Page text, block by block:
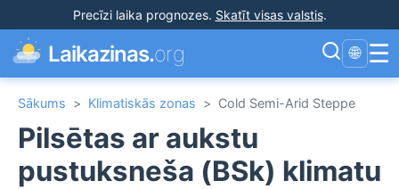
Precīzi laika prognozes. Skatīt visas valstis.
Laikazinas.org 🌐 ☰
Sākums > Klimatiskās zonas > Cold Semi-Arid Steppe
Pilsētas ar aukstu
pustuksneša (BSk) klimatu